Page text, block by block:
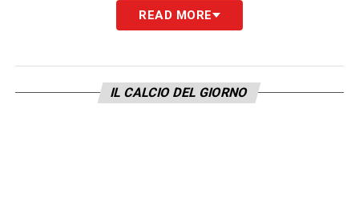
READ MORE
IL CALCIO DEL GIORNO